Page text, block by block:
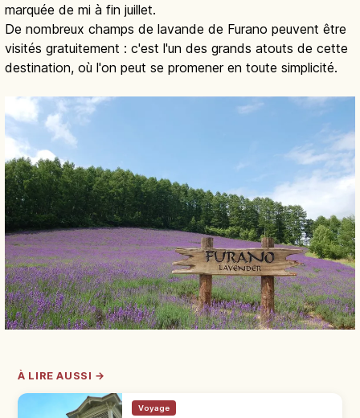
marquée de mi à fin juillet.
De nombreux champs de lavande de Furano peuvent être
visités gratuitement : c'est l'un des grands atouts de cette
destination, où l'on peut se promener en toute simplicité.
À LIRE AUSSI →
Voyage